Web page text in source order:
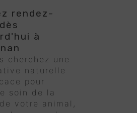
rendez-
à
cherchez une
naturelle
pour
soin de la
votre animal,